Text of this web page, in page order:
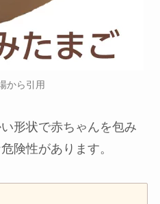
から引用
形状で赤ちゃんを包み
険性があります。